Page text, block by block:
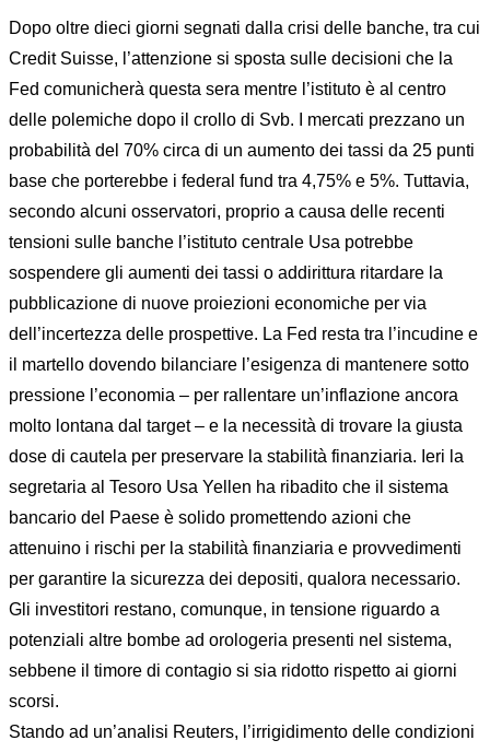
Dopo oltre dieci giorni segnati dalla crisi delle banche, tra cui
Credit Suisse, l’attenzione si sposta sulle decisioni che la
Fed comunicherà questa sera mentre l’istituto è al centro
delle polemiche dopo il crollo di Svb. I mercati prezzano un
probabilità del 70% circa di un aumento dei tassi da 25 punti
base che porterebbe i federal fund tra 4,75% e 5%. Tuttavia,
secondo alcuni osservatori, proprio a causa delle recenti
tensioni sulle banche l’istituto centrale Usa potrebbe
sospendere gli aumenti dei tassi o addirittura ritardare la
pubblicazione di nuove proiezioni economiche per via
dell’incertezza delle prospettive. La Fed resta tra l’incudine e
il martello dovendo bilanciare l’esigenza di mantenere sotto
pressione l’economia – per rallentare un’inflazione ancora
molto lontana dal target – e la necessità di trovare la giusta
dose di cautela per preservare la stabilità finanziaria. Ieri la
segretaria al Tesoro Usa Yellen ha ribadito che il sistema
bancario del Paese è solido promettendo azioni che
attenuino i rischi per la stabilità finanziaria e provvedimenti
per garantire la sicurezza dei depositi, qualora necessario.
Gli investitori restano, comunque, in tensione riguardo a
potenziali altre bombe ad orologeria presenti nel sistema,
sebbene il timore di contagio si sia ridotto rispetto ai giorni
scorsi.
Stando ad un’analisi Reuters, l’irrigidimento delle condizioni